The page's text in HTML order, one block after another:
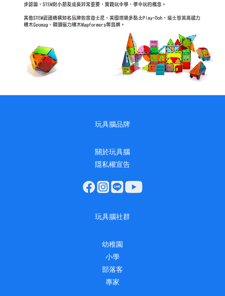
玩具腦品牌
關於玩具腦
隱私權宣告
玩具腦社群
幼稚園
小學
部落客
專家